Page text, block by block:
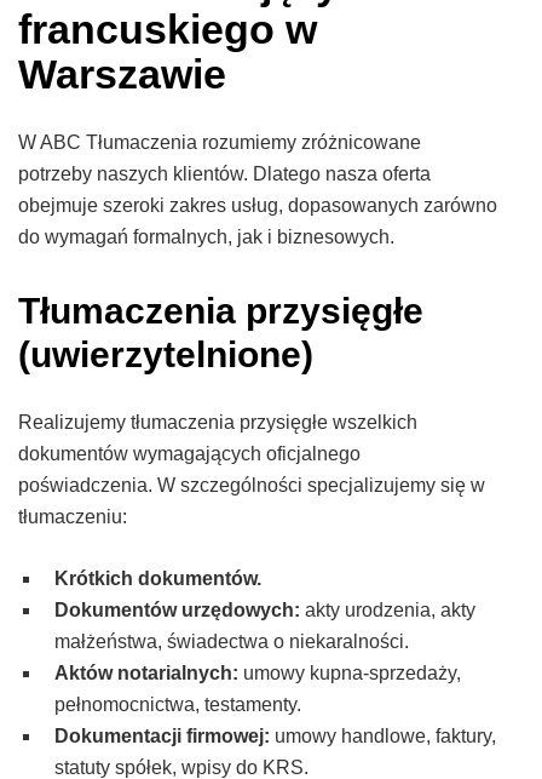
francuskiego w
Warszawie
W ABC Tłumaczenia rozumiemy zróżnicowane
potrzeby naszych klientów. Dlatego nasza oferta
obejmuje szeroki zakres usług, dopasowanych zarówno
do wymagań formalnych, jak i biznesowych.
Tłumaczenia przysięgłe
(uwierzytelnione)
Realizujemy tłumaczenia przysięgłe wszelkich
dokumentów wymagających oficjalnego
poświadczenia. W szczególności specjalizujemy się w
tłumaczeniu:
Krótkich dokumentów.
Dokumentów urzędowych: akty urodzenia, akty
małżeństwa, świadectwa o niekaralności.
Aktów notarialnych: umowy kupna-sprzedaży,
pełnomocnictwa, testamenty.
Dokumentacji firmowej: umowy handlowe, faktury,
statuty spółek, wpisy do KRS.